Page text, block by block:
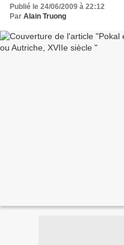
Publié le 24/06/2009 à 22:12
Par Alain Truong